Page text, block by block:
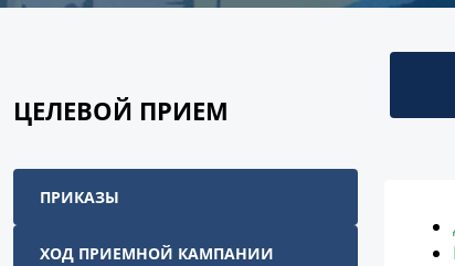
ЦЕЛЕВОЙ ПРИЕМ
ПРИКАЗЫ
ХОД ПРИЕМНОЙ КАМПАНИИ